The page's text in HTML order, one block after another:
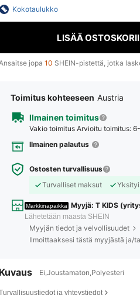
Kokotaulukko
LISÄÄ
jopa 10 SHEIN-pistettä, jotka
Toimitus kohteeseen Austria
Ilmainen toimitus
Vakio toimitus Arvioitu toimitus:
Ilmainen palautus
Ostosten turvallisuus
Turvalliset maksut
Markkinapaikka Myyjä: T KIDS
Lähetetään maasta SHEIN
Myyjän tiedot ja velvollisuudet
Ilmoittaaksesi tästä myyjästä ja/
Kuvaus Ei,Joustamaton,Polyesteri
ja yhteystiedot